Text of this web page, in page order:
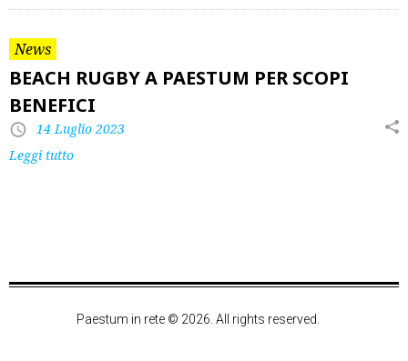
News
BEACH RUGBY A PAESTUM PER SCOPI
BENEFICI
14 Luglio 2023
Leggi tutto
Paestum in rete © 2026. All rights reserved.